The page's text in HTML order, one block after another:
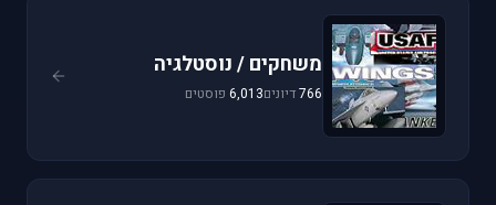
משחקים / נוסטלגיה
766דיונים6,013 פוסטים